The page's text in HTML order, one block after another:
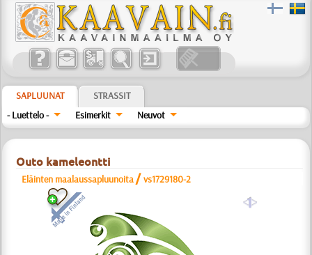
SAPLUUNAT
STRASSIT
- Luettelo -
Esimerkit Neuvot
Outo kameleontti
Eläinten maalaussapluunoita /vs1729180-2
a